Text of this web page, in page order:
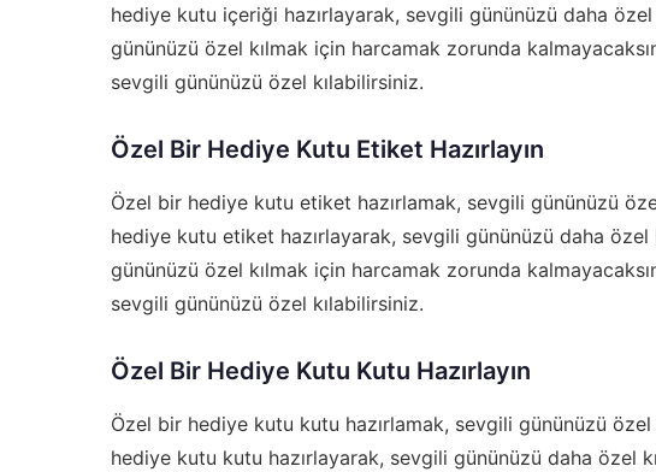
hediye kutu içeriği hazırlayarak, sevgili gününüzü daha
gününüzü özel kılmak için harcamak zorunda
sevgili gününüzü özel kılabilirsiniz.
Özel Bir Hediye Kutu Etiket Hazırlayın
Özel bir hediye kutu etiket hazırlamak, sevgili gününüzü
hediye kutu etiket hazırlayarak, sevgili gününüzü daha
gününüzü özel kılmak için harcamak zorunda
sevgili gününüzü özel kılabilirsiniz.
Özel Bir Hediye Kutu Kutu Hazırlayın
Özel bir hediye kutu kutu hazırlamak, sevgili gününüzü özel
hediye kutu kutu hazırlayarak, sevgili gününüzü daha özel